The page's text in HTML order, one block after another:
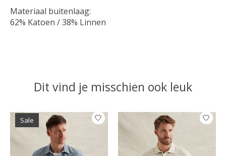
Materiaal buitenlaag:
62% Katoen / 38% Linnen
Dit vind je misschien ook leuk
Items van productcarrousel
Sale